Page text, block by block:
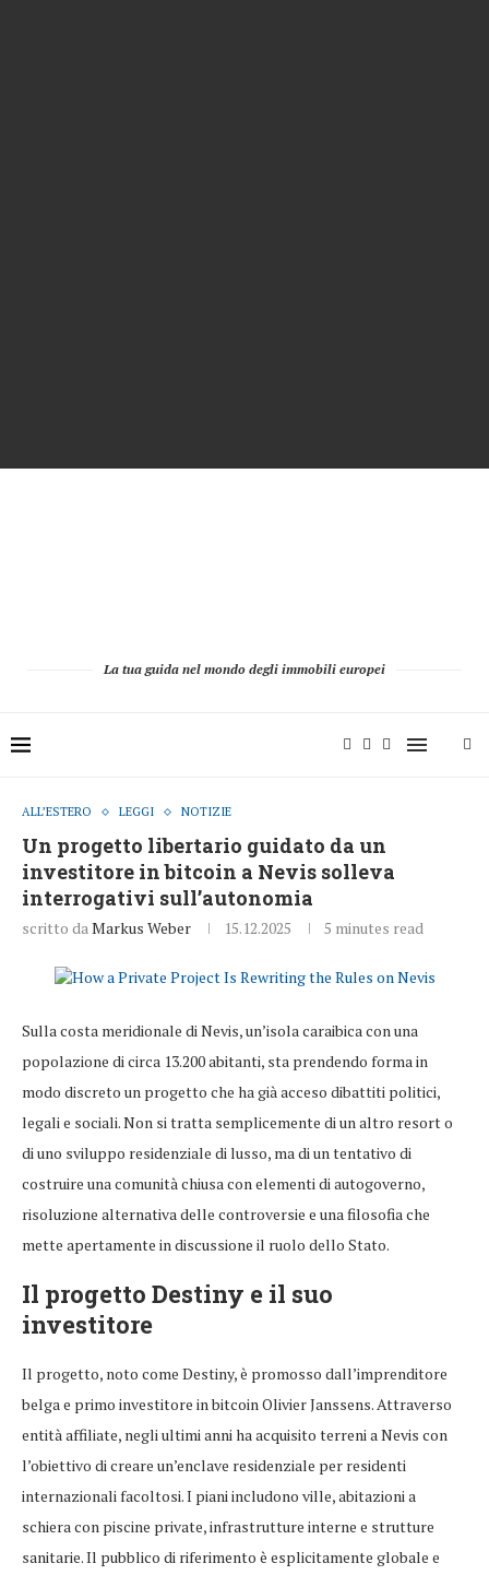
La tua guida nel mondo degli immobili europei
ALL’ESTERO LEGGI NOTIZIE
Un progetto libertario guidato da un
investitore in bitcoin a Nevis solleva
interrogativi sull’autonomia
scritto daMarkus Weber 15.12.2025 5 minutes read
Sulla costa meridionale di Nevis, un’isola caraibica con una
popolazione di circa 13.200 abitanti, sta prendendo forma in
modo discreto un progetto che ha già acceso dibattiti politici,
legali e sociali. Non si tratta semplicemente di un altro resort o
di uno sviluppo residenziale di lusso, ma di un tentativo di
costruire una comunità chiusa con elementi di autogoverno,
risoluzione alternativa delle controversie e una filosofia che
mette apertamente in discussione il ruolo dello Stato.
Il progetto Destiny e il suo
investitore
Il progetto, noto come Destiny, è promosso dall’imprenditore
belga e primo investitore in bitcoin Olivier Janssens. Attraverso
entità affiliate, negli ultimi anni ha acquisito terreni a Nevis con
l’obiettivo di creare un’enclave residenziale per residenti
internazionali facoltosi. I piani includono ville, abitazioni a
schiera con piscine private, infrastrutture interne e strutture
sanitarie. Il pubblico di riferimento è esplicitamente globale e